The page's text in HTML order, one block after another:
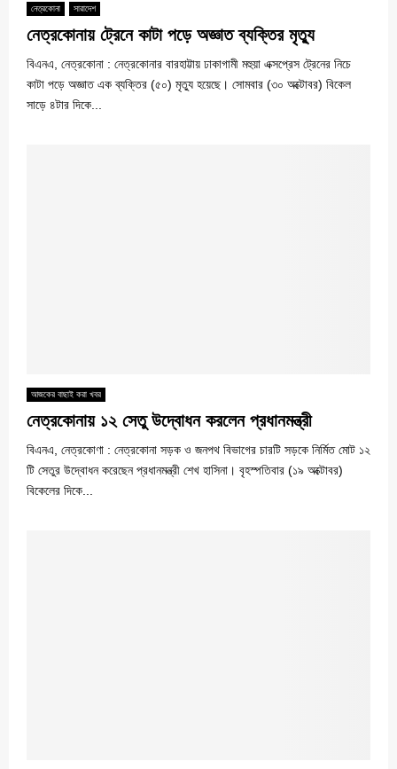
নেত্রকোনা সারাদেশ
নেত্রকোনায় ট্রেনে কাটা পড়ে অজ্ঞাত ব্যক্তির মৃত্যু
বিএনএ, নেত্রকোনা : নেত্রকোনার বারহাট্টায় ঢাকাগামী মহুয়া এক্সপ্রেস ট্রেনের নিচে
কাটা পড়ে অজ্ঞাত এক ব্যক্তির (৫০) মৃত্যু হয়েছে। সোমবার (৩০ অক্টোবর) বিকেল
সাড়ে ৪টার দিকে...
আজকের বাছাই করা খবর
নেত্রকোনায় ১২ সেতু উদ্বোধন করলেন প্রধানমন্ত্রী
বিএনএ, নেত্রকোণা : নেত্রকোনা সড়ক ও জনপথ বিভাগের চারটি সড়কে নির্মিত মোট ১২
টি সেতুর উদ্বোধন করেছেন প্রধানমন্ত্রী শেখ হাসিনা। বৃহস্পতিবার (১৯ অক্টোবর)
বিকেলের দিকে...